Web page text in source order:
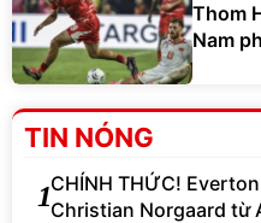
Thom
Nam
TIN NÓNG
1CHÍNH THỨC!
Christian Norgaard từ